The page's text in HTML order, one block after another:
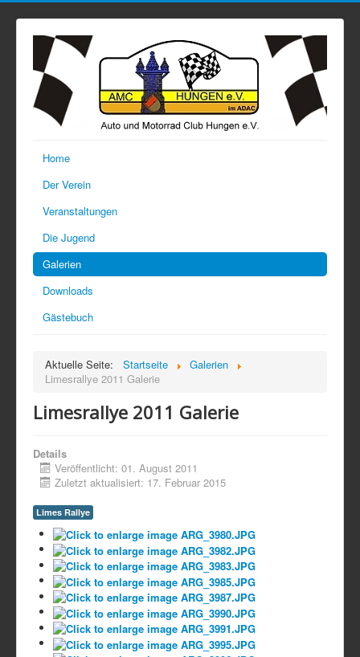
Home
Der Verein
Veranstaltungen
Die Jugend
Galerien
Downloads
Gästebuch
Aktuelle Seite: Startseite
Galerien
Limesrallye 2011 Galerie
Limesrallye 2011 Galerie
Details
Veröffentlicht: 01. August 2011
Zuletzt aktualisiert: 17. Februar 2015
Limes Rallye